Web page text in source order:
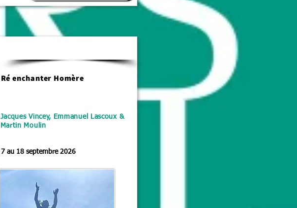
Ré enchanter Homère
Jacques Vincey, Emmanuel Lascoux &
Martin Moulin
7 au 18 septembre 2026